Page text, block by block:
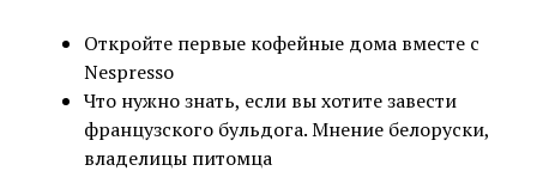
Откройте первые кофейные дома вместе с
Nespresso
Что нужно знать, если вы хотите завести
французского бульдога. Мнение белоруски,
владелицы питомца